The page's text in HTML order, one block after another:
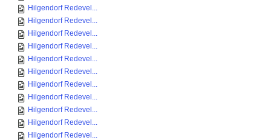
Hilgendorf Redevel...
Hilgendorf Redevel...
Hilgendorf Redevel...
Hilgendorf Redevel...
Hilgendorf Redevel...
Hilgendorf Redevel...
Hilgendorf Redevel...
Hilgendorf Redevel...
Hilgendorf Redevel...
Hilgendorf Redevel...
Hilgendorf Redevel...